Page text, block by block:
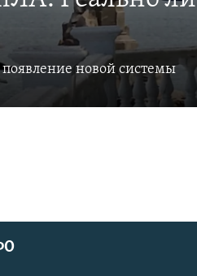
появление новой системы